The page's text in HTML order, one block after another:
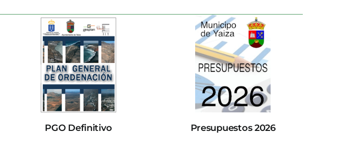
PGO Definitivo Presupuestos 2026